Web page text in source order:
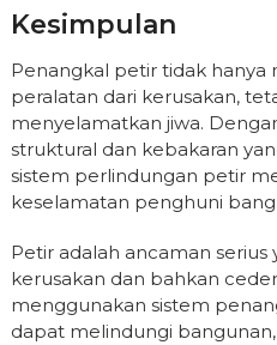
Kesimpulan
Penangkal petir tidak
peralatan dari kerusakan,
menyelamatkan jiwa.
struktural dan kebakaran
sistem perlindungan petir
keselamatan penghuni
Petir adalah ancaman
kerusakan dan bahkan
menggunakan sistem
dapat melindungi